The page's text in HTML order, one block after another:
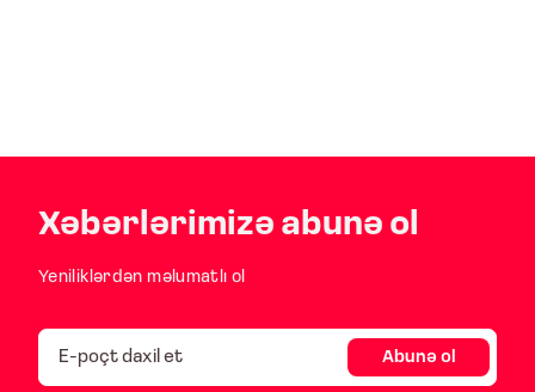
Xəbərlərimizə abunə ol
Yeniliklərdən məlumatlı ol
Abunə ol